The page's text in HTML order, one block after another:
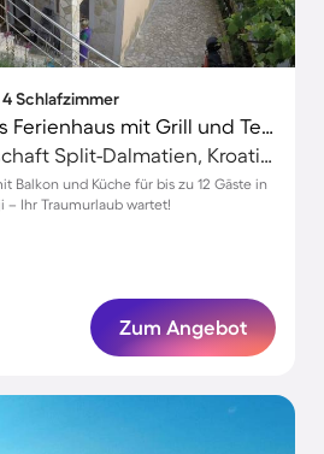
4 Schlafzimmer
Voll ausgestattetes Ferienhaus mit Grill und Terrasse
Trogir, Gespanschaft Split-Dalmatien, Kroatien
Balkon und Küche für bis zu 12 Gäste in
– Ihr Traumurlaub wartet!
Zum Angebot